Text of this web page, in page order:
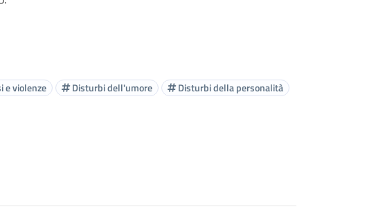
e violenze Disturbi dell'umore Disturbi della personalità